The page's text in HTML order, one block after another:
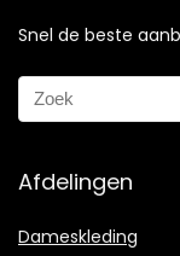
Snel de beste
Afdelingen
Dameskleding